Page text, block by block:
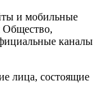
и мобильные
Общество,
каналы
лица, состоящие